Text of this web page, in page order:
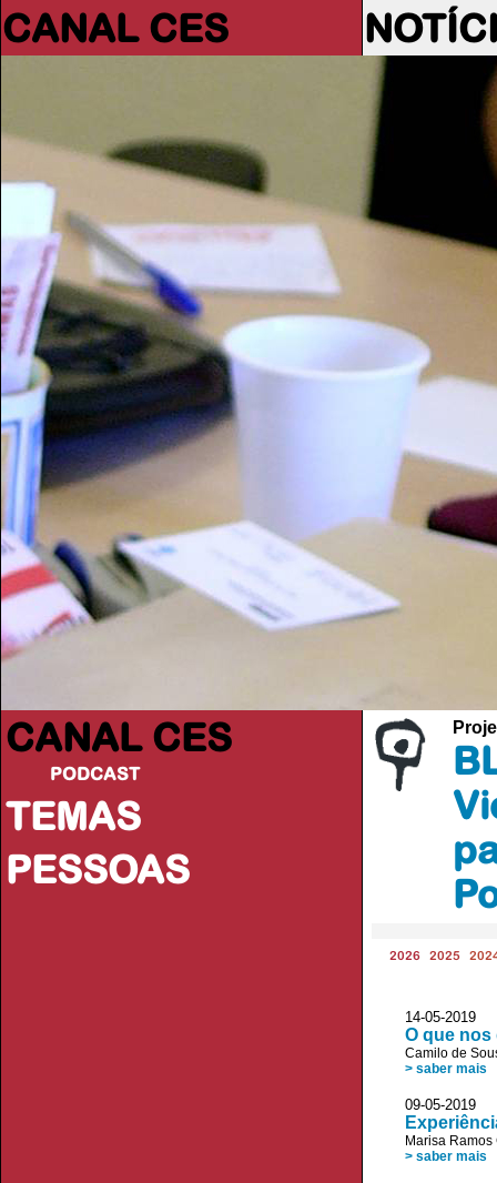
CANAL CES
CANAL CES
PODCAST
TEMAS
PESSOAS
2026 2025
14-05-
O que nos
Camilo de
> saber mais
09-05-
Marisa
> saber mais